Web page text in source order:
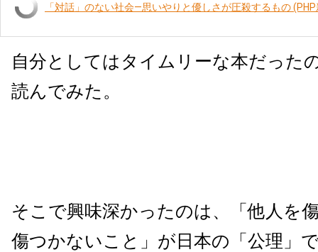
「対話」のない社会―思いやりと優しさが圧殺するもの
自分としてはタイムリーな本だった
読んでみた。
そこで興味深かったのは、「他人を
傷つかないこと」が日本の「公理」